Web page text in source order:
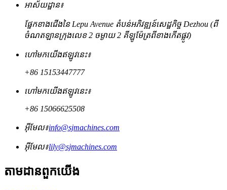
អាស័យដ្ឋាន៖
ផ្នែកខាងជើងនៃ Lepu Avenue តំបន់អភិវឌ្ឍន៍សេដ្ឋកិច្ច Dezhou (ពី
ចំណតឡានក្រុងលេខ 2 ចម្ងាយ 2 គីឡូម៉ែត្រពីខាងកើតផ្លូវ)
ហៅមកយើងឥឡូវនេះ៖
+86 15153447777
ហៅមកយើងឥឡូវនេះ៖
+86 15066625508
អ៊ីមែល៖info@sjmachines.com
អ៊ីមែល៖lily@sjmachines.com
តាមដានពួកយើង